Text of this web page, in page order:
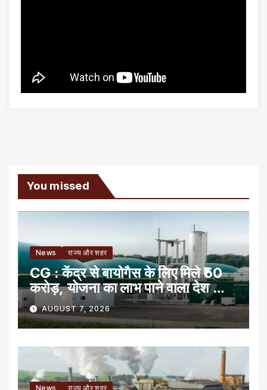
You missed
News राज्य और शहर
CG : केंद्र से बायोगैस के लिए मिले ₹50
करोड़, योजना का लाभ पाने वाला देश का
पहला राज्य
AUGUST 7, 2026
News राज्य और शहर